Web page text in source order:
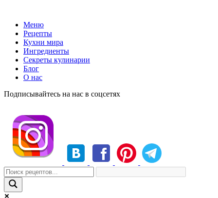
Меню
Рецепты
Кухни мира
Ингредиенты
Секреты кулинарии
Блог
О нас
Подписывайтесь на нас в соцсетях